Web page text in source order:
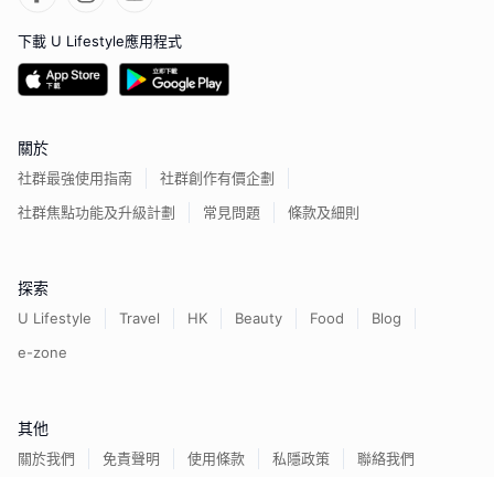
下載 U Lifestyle應用程式
關於
社群最強使用指南
社群創作有價企劃
社群焦點功能及升級計劃
常見問題 條款及細則
探索
U Lifestyle Travel HK Beauty Food
Blog
e-zone
其他
關於我們 免責聲明 使用條款 私隱政策 聯絡我們